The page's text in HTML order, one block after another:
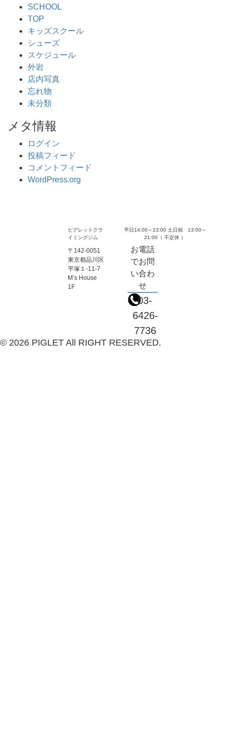
SCHOOL
TOP
キッズスクール
シューズ
スケジュール
外岩
店内写真
忘れ物
未分類
メタ情報
ログイン
投稿フィード
コメントフィード
WordPress.org
ピグレットクラ
イミングジム
〒142-0051
東京都品川区
平塚１-11-7
M’s House
1F
平日14:00～23:00 土日祝 13:00～
21:00（ 不定休 ）
お電話
でお問
い合わ
せ
03-
6426-
7736
© 2026 PIGLET All RIGHT RESERVED.